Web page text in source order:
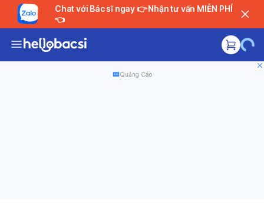
Chat với Bác sĩ ngay 👉 Nhận tư vấn MIỄN PHÍ
👈
Quảng Cáo